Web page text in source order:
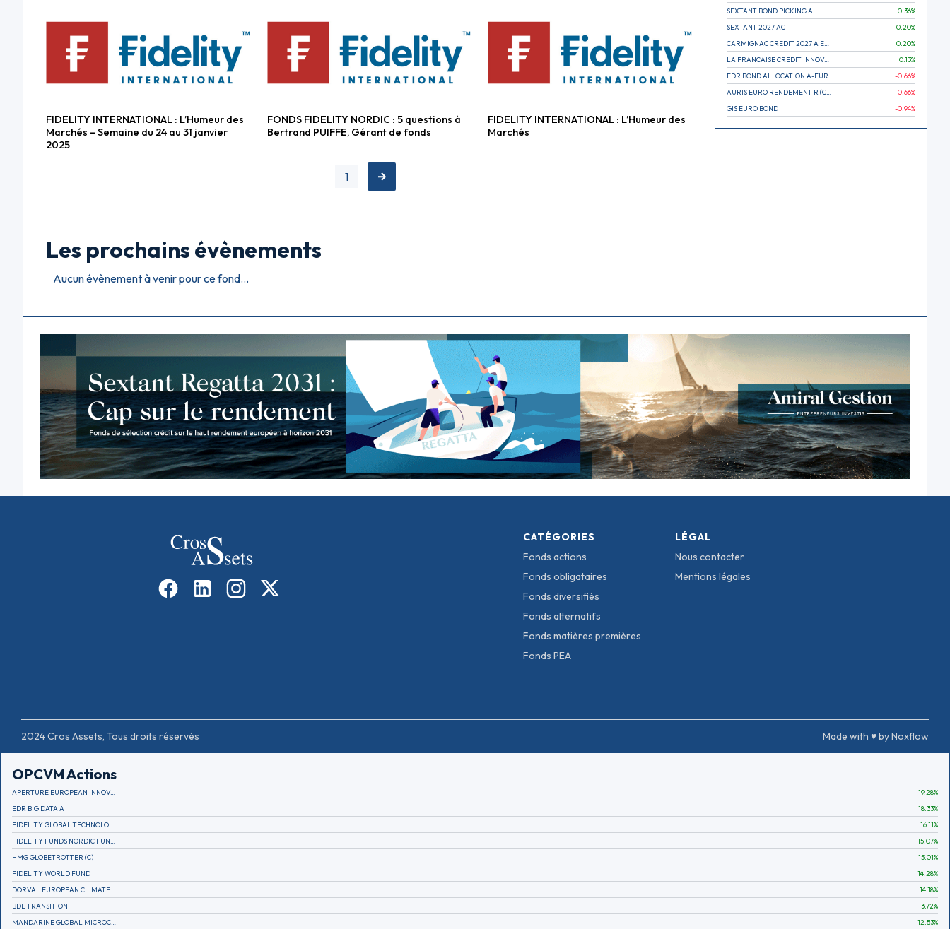
Fonds diversifiés
FIDELITY INTERNATIONAL : L’Humeur des
Marchés – Semaine du 24 au 31 janvier
2025
Fonds actions
FONDS FIDELITY NORDIC : 5 questions à
Bertrand PUIFFE, Gérant de fonds
Fonds diversifiés
FIDELITY INTERNATIONAL : L’Humeur des
Marchés
1
Les prochains évènements
Aucun évènement à venir pour ce fond...
SEXTANT BOND PICKING A
0.36%
SEXTANT 2027 AC
0.20%
0.20%
LA FRANCAISE CREDIT INNOVATION
0.13%
EDR BOND ALLOCATION A-EUR
-0.66%
-0.66%
GIS EURO BOND
-0.94%
CATÉGORIES
Fonds actions
Fonds obligataires
Fonds diversifiés
Fonds alternatifs
Fonds matières premières
Fonds PEA
LÉGAL
Nous contacter
Mentions légales
2024 Cros Assets, Tous droits réservés Made with ♥ by Noxflow
OPCVM Actions
APERTURE EUROPEAN INNOVATION 19.28%
EDR BIG DATA A
18.33%
FIDELITY GLOBAL TECHNOLOGY FUND A EUR
16.11%
FIDELITY FUNDS NORDIC FUND A
15.07%
HMG GLOBETROTTER (C)
15.01%
FIDELITY WORLD FUND
14.28%
DORVAL EUROPEAN CLIMATE INITIATIVE R (C)
14.18%
BDL TRANSITION
13.72%
MANDARINE GLOBAL MICROCAP
12.53%